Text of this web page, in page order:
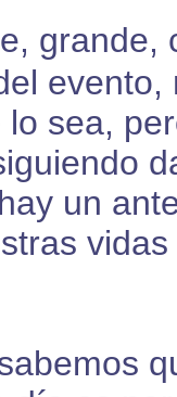
grande,
evento,
sea,
un
vidas